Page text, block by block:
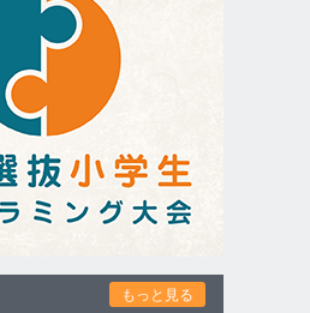
もっと見る